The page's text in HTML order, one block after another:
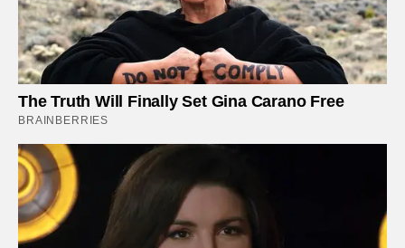
The Truth Will Finally Set Gina Carano Free
BRAINBERRIES